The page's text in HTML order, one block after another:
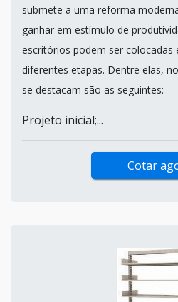
submete a uma reforma
ganhar em estímulo de
escritórios podem ser colocadas
diferentes etapas. Dentre elas,
se destacam são as seguintes:
Projeto inicial;...
Cotar